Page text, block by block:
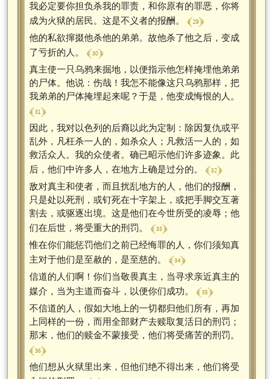
我必定要你担负杀我的罪责，和你原有的罪恶，你将
成为火狱的居民。这是不义者的报酬。 ﴾ 29 ﴿
他的私欲撺掇他杀他的弟弟。故他杀了他之后，变成
了亏折的人。 ﴾ 30 ﴿
真主使一只乌鸦来掘地，以便指示他怎样掩埋他弟弟
的尸体。他说：伤哉！我怎不能像这只乌鸦那样，把
我弟弟的尸体掩埋起来呢？于是，他变成悔恨的人。
﴾ 31 ﴿
因此，我对以色列的后裔以此为定制：除因复仇或平
乱外，凡枉杀一人的，如杀众人；凡救活一人的，如
救活众人。我的众使者。确已昭示他们许多迹象。此
后，他们中许多人，在地方上确是过分的。 ﴾ 32 ﴿
敌对真主和使者，而且扰乱地方的人，他们的报酬，
只是处以死刑，或钉死在十字架上，或把手脚交互著
割去，或驱逐出境。这是他们在今世所受的凌辱；他
们在后世，将受重大的刑罚。 ﴾ 33 ﴿
惟在你们能惩罚他们之前已经悔罪的人，你们须知真
主对于他们是至赦的，是至慈的。 ﴾ 34 ﴿
信道的人们啊！你们当敬畏真主，当寻求亲近真主的
媒介，当为主道而奋斗，以便你们成功。 ﴾ 35 ﴿
不信道的人，假如大地上的一切都归他们所有，再加
上同样的一份，而用全部财产去赎取复活日的刑罚；
那末，他们的赎金不蒙接受，他们将受痛苦的刑罚。
﴾ 36 ﴿
他们想从火狱里出来，但他们绝不得出来，他们将受